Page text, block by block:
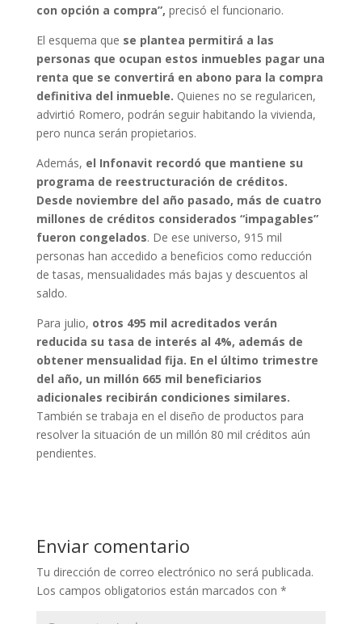
con opción a compra”, precisó el funcionario.
El esquema que se plantea permitirá a las
personas que ocupan estos inmuebles pagar una
renta que se convertirá en abono para la compra
definitiva del inmueble. Quienes no se regularicen,
advirtió Romero, podrán seguir habitando la vivienda,
pero nunca serán propietarios.
Además, el Infonavit recordó que mantiene su
programa de reestructuración de créditos.
Desde noviembre del año pasado, más de cuatro
millones de créditos considerados “impagables”
fueron congelados. De ese universo, 915 mil
personas han accedido a beneficios como reducción
de tasas, mensualidades más bajas y descuentos al
saldo.
Para julio, otros 495 mil acreditados verán
reducida su tasa de interés al 4%, además de
obtener mensualidad fija. En el último trimestre
del año, un millón 665 mil beneficiarios
adicionales recibirán condiciones similares.
También se trabaja en el diseño de productos para
resolver la situación de un millón 80 mil créditos aún
pendientes.
Enviar comentario
Tu dirección de correo electrónico no será publicada.
Los campos obligatorios están marcados con *